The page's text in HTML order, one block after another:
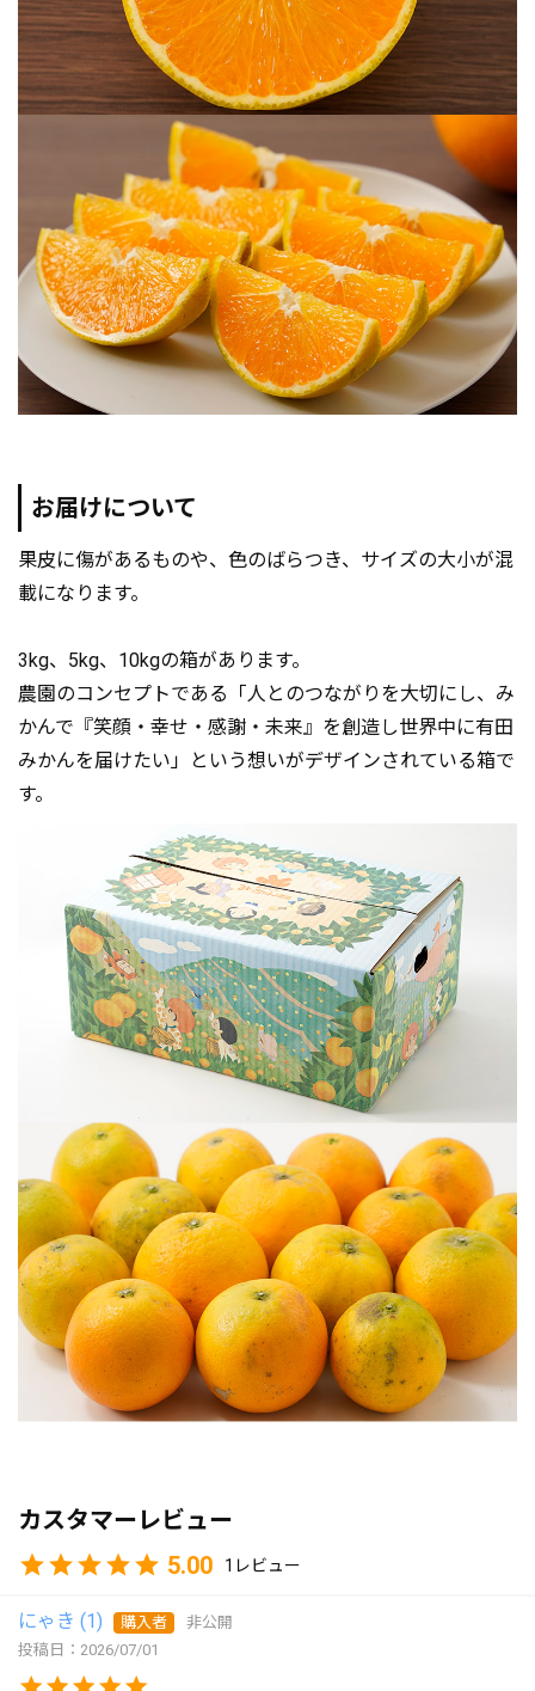
お届けについて
果皮に傷があるものや、色のばらつき、サイズの大小が混
載になります。
3kg、5kg、10kgの箱があります。
農園のコンセプトである「人とのつながりを大切にし、み
かんで『笑顔・幸せ・感謝・未来』を創造し世界中に有田
みかんを届けたい」という想いがデザインされている箱で
す。
カスタマーレビュー
5.00
1
にゃき 1 購入者
非公開
投稿日
2026/07/01